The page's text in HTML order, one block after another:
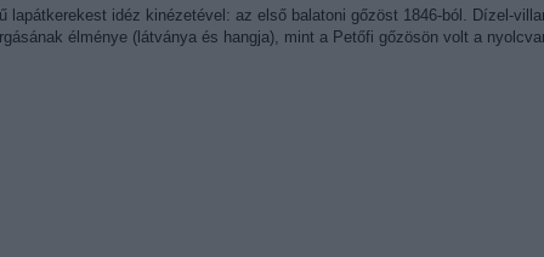
lapátkerekest idéz kinézetével: az első balatoni gőzöst 1846-ból. Dízel-
élménye (látványa és hangja), mint a Petőfi gőzösön volt a